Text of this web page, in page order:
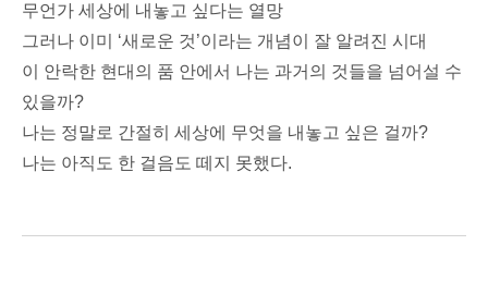
무언가 세상에 내놓고 싶다는 열망
그러나 이미 ‘새로운 것’이라는 개념이 잘 알려진 시대
이 안락한 현대의 품 안에서 나는 과거의 것들을 넘어설 수
있을까?
나는 정말로 간절히 세상에 무엇을 내놓고 싶은 걸까?
나는 아직도 한 걸음도 떼지 못했다.